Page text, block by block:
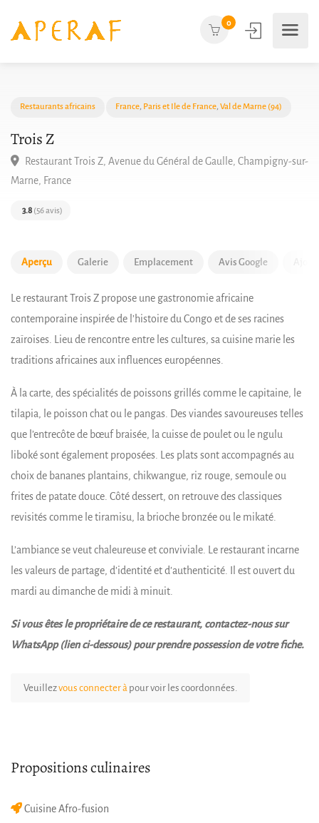
0
Trois Z
Restaurant Trois Z, Avenue du Général de Gaulle,
Aperçu Galerie Emplacement Avis Google
Le restaurant Trois Z propose une gastronomie africaine
contemporaine inspirée de l’histoire du Congo et de ses racines
zaïroises. Lieu de rencontre entre les cultures, sa cuisine marie les
traditions africaines aux influences européennes.
À la carte, des spécialités de poissons grillés comme le capitaine, le
tilapia, le poisson chat ou le pangas. Des viandes savoureuses telles
que l’entrecôte de bœuf braisée, la cuisse de poulet ou le ngulu
liboké sont également proposées. Les plats sont accompagnés au
choix de bananes plantains, chikwangue, riz rouge, semoule ou
frites de patate douce. Côté dessert, on retrouve des classiques
revisités comme le tiramisu, la brioche bronzée ou le mikaté.
L’ambiance se veut chaleureuse et conviviale. Le restaurant incarne
les valeurs de partage, d’identité et d’authenticité. Il est ouvert du
mardi au dimanche de midi à minuit.
Si vous êtes le propriétaire de ce restaurant, contactez-nous sur
WhatsApp (lien ci-dessous) pour prendre possession de votre fiche.
Veuillezvous connecter à pour voir les coordonnées.
Propositions culinaires
Cuisine Afro-fusion